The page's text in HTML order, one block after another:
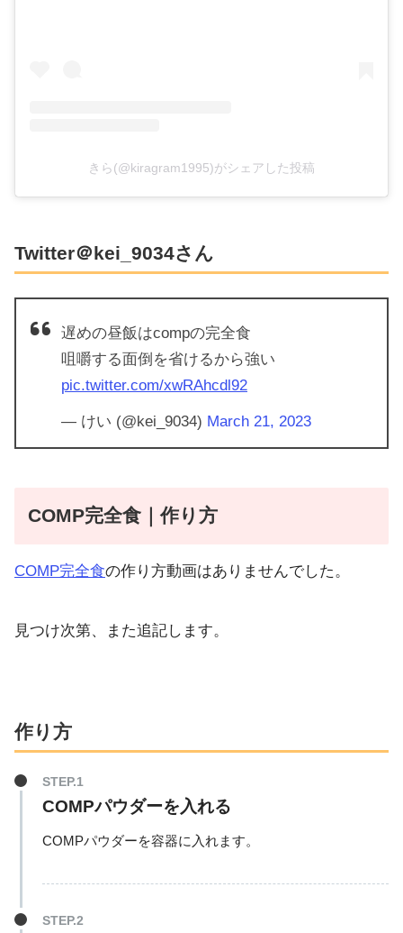
きら(@kiragram1995)がシェアした投稿
Twitter＠kei_9034さん
遅めの昼飯はcompの完全食
咀嚼する面倒を省けるから強い
pic.twitter.com/xwRAhcdl92
— けい (@kei_9034) March 21, 2023
COMP完全食｜作り方
COMP完全食の作り方動画はありませんでした。
見つけ次第、また追記します。
作り方
COMPパウダーを入れる
COMPパウダーを容器に入れます。